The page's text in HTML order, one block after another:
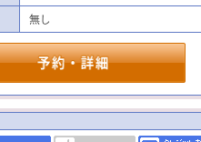
無し